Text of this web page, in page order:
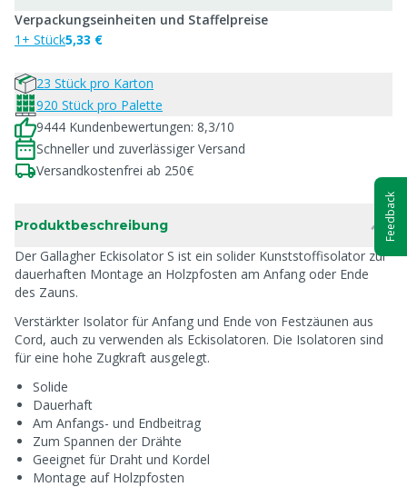
Verpackungseinheiten und Staffelpreise
1+ Stück5,33 €
23 Stück pro Karton
920 Stück pro Palette
9444 Kundenbewertungen: 8,3/10
Schneller und zuverlässiger Versand
Versandkostenfrei ab 250€
Produktbeschreibung
Der Gallagher Eckisolator S ist ein solider Kunststoffisolator zur
dauerhaften Montage an Holzpfosten am Anfang oder Ende
des Zauns.
Verstärkter Isolator für Anfang und Ende von Festzäunen aus
Cord, auch zu verwenden als Eckisolatoren. Die Isolatoren sind
für eine hohe Zugkraft ausgelegt.
Solide
Dauerhaft
Am Anfangs- und Endbeitrag
Zum Spannen der Drähte
Geeignet für Draht und Kordel
Montage auf Holzpfosten
Feedback